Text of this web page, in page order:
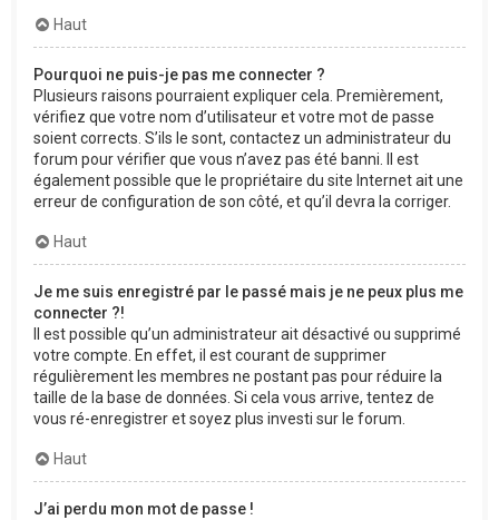
Haut
Pourquoi ne puis-je pas me connecter ?
Plusieurs raisons pourraient expliquer cela. Premièrement,
vérifiez que votre nom d’utilisateur et votre mot de passe
soient corrects. S’ils le sont, contactez un administrateur du
forum pour vérifier que vous n’avez pas été banni. Il est
également possible que le propriétaire du site Internet ait une
erreur de configuration de son côté, et qu’il devra la corriger.
Haut
Je me suis enregistré par le passé mais je ne peux plus me
connecter ?!
Il est possible qu’un administrateur ait désactivé ou supprimé
votre compte. En effet, il est courant de supprimer
régulièrement les membres ne postant pas pour réduire la
taille de la base de données. Si cela vous arrive, tentez de
vous ré-enregistrer et soyez plus investi sur le forum.
Haut
J’ai perdu mon mot de passe !